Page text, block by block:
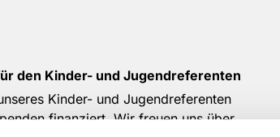
den Kinder- und Jugendreferenten
Kinder- und Jugendreferenten
finanziert. Wir freuen uns über